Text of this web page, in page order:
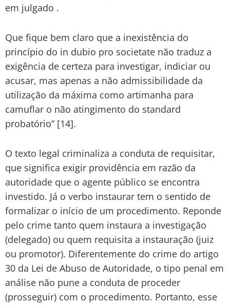
em julgado .
Que fique bem claro que a inexistência do
princípio do in dubio pro societate não traduz a
exigência de certeza para investigar, indiciar ou
acusar, mas apenas a não admissibilidade da
utilização da máxima como artimanha para
camuflar o não atingimento do standard
probatório” [14].
O texto legal criminaliza a conduta de requisitar,
que significa exigir providência em razão da
autoridade que o agente público se encontra
investido. Já o verbo instaurar tem o sentido de
formalizar o início de um procedimento. Reponde
pelo crime tanto quem instaura a investigação
(delegado) ou quem requisita a instauração (juiz
ou promotor). Diferentemente do crime do artigo
30 da Lei de Abuso de Autoridade, o tipo penal em
análise não pune a conduta de proceder
(prosseguir) com o procedimento. Portanto, esse